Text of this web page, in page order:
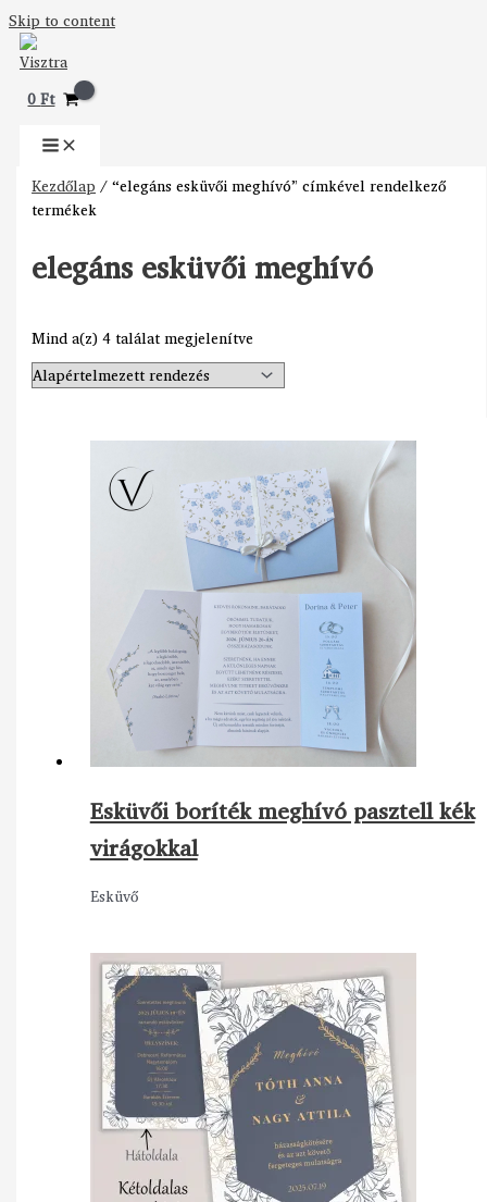
Skip to content
0Ft
Kezdőlap / “elegáns esküvői meghívó” címkével rendelkező
termékek
elegáns esküvői meghívó
Mind a(z) 4 találat megjelenítve
Esküvői boríték meghívó pasztell kék
virágokkal
Esküvő